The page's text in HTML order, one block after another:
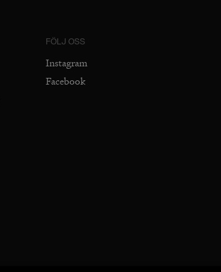
FÖLJ OSS
Instagram
Facebook